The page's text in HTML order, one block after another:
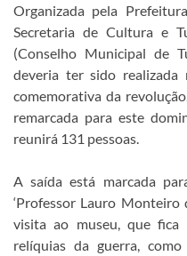
Organizada pela
Secretaria de Cultura e
(Conselho Municipal de
deveria ter sido
comemorativa da
remarcada para este
reunirá 131 pessoas.
A saída está marcada
‘Professor Lauro Monteiro
visita ao museu, que fica
relíquias da guerra,